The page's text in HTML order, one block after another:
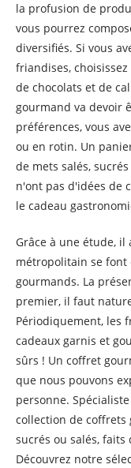
la profusion de
vous pourrez
diversifiés. Si vous
friandises,
de chocolats et de
gourmand va devoir
préférences, vous
ou en rotin. Un
de mets salés,
n'ont pas d'idées de
le cadeau
Grâce à une étude, il
métropolitain se font
gourmands. La
premier, il faut
Périodiquement, les
cadeaux garnis et
sûrs ! Un coffret
que nous pouvons
personne.
collection de coffrets
sucrés ou salés,
Découvrez notre